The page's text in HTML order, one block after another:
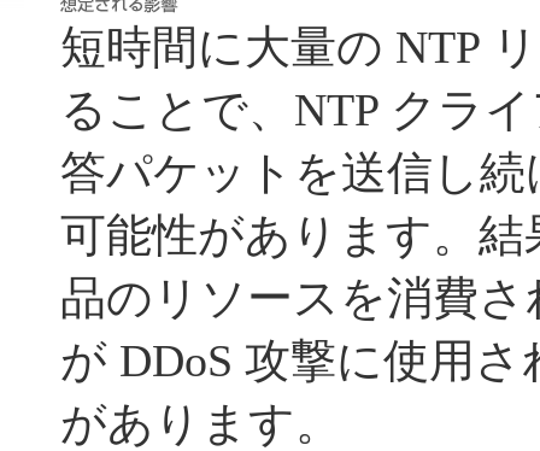
短時間に大量の NTP
ることで、NTP クラ
答パケットを送信し
可能性があります。
品のリソースを消費
が DDoS 攻撃に使用
があります。